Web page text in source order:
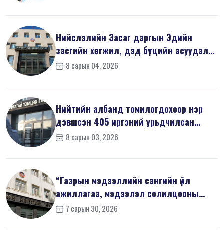
Нийслэлийн Засаг даргын Эдийн
засгийн хөгжил, дэд бүтцийн асуудал
хари...
8 сарын 04, 2026
Нийтийн албанд томилогдохоор нэр
дэвшсэн 405 иргэний урьдчилсан
мэдүүл...
8 сарын 03, 2026
“Газрын мэдээллийн сангийн үйл
ажиллагаа, мэдээлэл солилцооны
журам”-...
7 сарын 30, 2026